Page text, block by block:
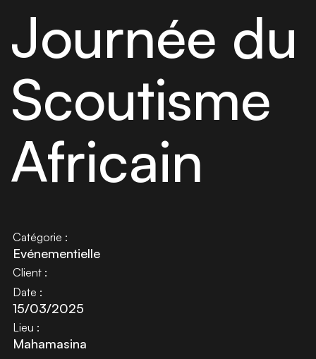
Journée du
Scoutisme
Africain
Catégorie :
Evénementielle
Client :
Date :
15/03/2025
Lieu :
Mahamasina